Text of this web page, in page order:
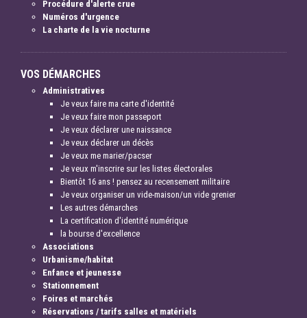
Procédure d'alerte crue
Numéros d'urgence
La charte de la vie nocturne
VOS DÉMARCHES
Administratives
Je veux faire ma carte d'identité
Je veux faire mon passeport
Je veux déclarer une naissance
Je veux déclarer un décès
Je veux me marier/pacser
Je veux m'inscrire sur les listes électorales
Bientôt 16 ans ! pensez au recensement militaire
Je veux organiser un vide-maison/un vide grenier
Les autres démarches
La certification d'identité numérique
la bourse d'excellence
Associations
Urbanisme/habitat
Enfance et jeunesse
Stationnement
Foires et marchés
Réservations / tarifs salles et matériels